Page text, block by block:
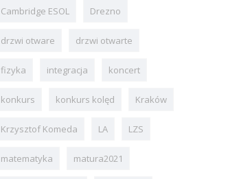
Cambridge ESOL Drezno
drzwi otware drzwi otwarte
fizyka integracja koncert
konkurs konkurs kolęd Kraków
Krzysztof Komeda LA LZS
matematyka matura2021